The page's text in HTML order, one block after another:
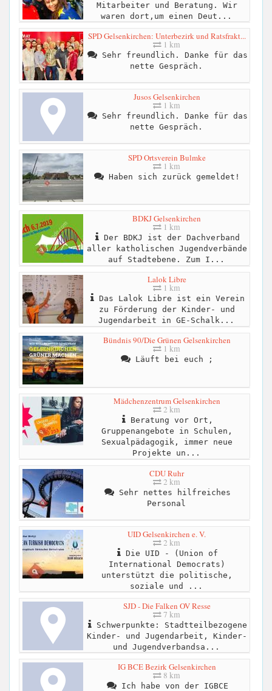
Mitarbeiter und Beratung. Wir
waren dort,um einen Deut...
SPD Gelsenkirchen: Unterbezirk und Ratsfrakt...
1 km
Sehr freundlich. Danke für das
nette Gespräch.
Jusos Gelsenkirchen
1 km
Sehr freundlich. Danke für das
nette Gespräch.
SPD Ortsverein Bulmke
1 km
Haben sich zurück gemeldet!
BDKJ Gelsenkirchen
1 km
Der BDKJ ist der Dachverband
aller katholischen Jugendverbände
auf Stadtebene. Zum I...
Lalok Libre
1 km
Das Lalok Libre ist ein Verein
zu Förderung der Kinder- und
Jugendarbeit in GE-Schalk...
Bündnis 90/Die Grünen Gelsenkirchen
1 km
Läuft bei euch ;
Mädchenzentrum Gelsenkirchen
2 km
Beratung vor Ort,
Gruppenangebote in Schulen,
Sexualpädagogik, immer neue
Projekte un...
CDU Ruhr
2 km
Sehr nettes hilfreiches
Personal
UID Gelsenkirchen e. V.
2 km
Die UID - (Union of
International Democrats)
unterstützt die politische,
soziale und ...
SJD - Die Falken OV Resse
7 km
Schwerpunkte: Stadtteilbezogene
Kinder- und Jugendarbeit, Kinder-
und Jugendverbandsa...
IG BCE Bezirk Gelsenkirchen
8 km
Ich habe von der IGBCE